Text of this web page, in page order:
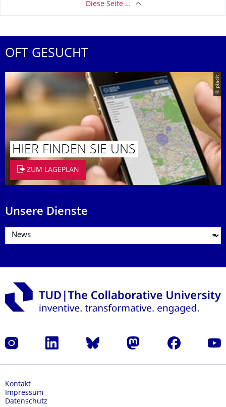
Diese Seite …
OFT GESUCHT
© placit
HIER FINDEN SIE UNS
ZUM LAGEPLAN
Unsere Dienste
Instagram LinkedIn Bluesky Mastodon Facebook
Kontakt
Impressum
Datenschutz